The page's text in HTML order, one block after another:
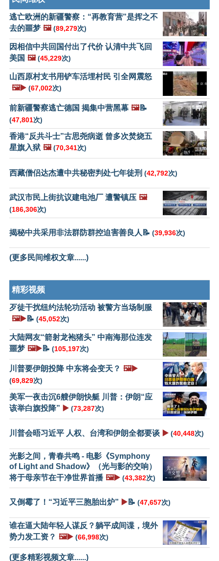
逃亡欧洲的新疆警察：“再教育营”是挥之不
去的噩梦 🖼️ (89,279次)
因相信中共回国付出了代价 认清中共飞回
美国 🖼️ (45,229次)
山西原村支书用铲车活埋村民 引全网震怒
🖼️▶️ (67,002次)
前新疆警察逃亡德国 揭集中营黑幕 🖼️📝
(47,801次)
香港“反共斗士”古思尧病逝 曾多次焚烧五
星旗入狱 🖼️ (70,341次)
西藏僧侣达杰遭中共秘密判处七年徒刑 (42,792次)
武汉市民上街抗议建电池厂 遭警镇压 🖼️
(186,306次)
揭秘中共采用非法群防群控迫害善良人📝 (39,936次)
(更多民间维权文章......)
精彩视频
歹徒干扰纽约法轮功活动 被警方当场制服
🖼️▶️📝 (45,052次)
大陆网友“箭射龙袍猪头” 中南海那位连发
噩梦 🖼️▶️📝 (105,197次)
川普要伊朗投降 中东将会变天？ 🖼️▶️
(69,829次)
美军一夜击沉6艘伊朗快艇 川普：伊朗“应
该举白旗投降” ▶️ (73,287次)
川普会晤习近平 人权、台湾和伊朗全都要谈 ▶️ (40,448次)
光影之间，青春共鸣 - 电影《Symphony
of Light and Shadow》（光与影的交响）
将于母亲节在干净世界首播 🖼️▶️ (43,382次)
又倒霉了！“习近平三胞胎出炉” ▶️📝 (47,657次)
谁在逼大陆年轻人谋反？躺平成间谍，境外
势力发工资？ 🖼️▶️ (66,998次)
(更多精彩视频文章......)